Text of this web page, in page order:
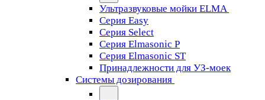
Ультразвуковые мойки ELMA
Серия Easy
Серия Select
Серия Elmasonic P
Серия Elmasonic ST
Принадлежности для УЗ-моек
Системы дозирования